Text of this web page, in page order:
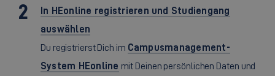
In HEonline registrieren und Studiengang
auswählen
Du registrierst Dich im Campusmanagement-
System HEonline mit Deinen persönlichen Daten und